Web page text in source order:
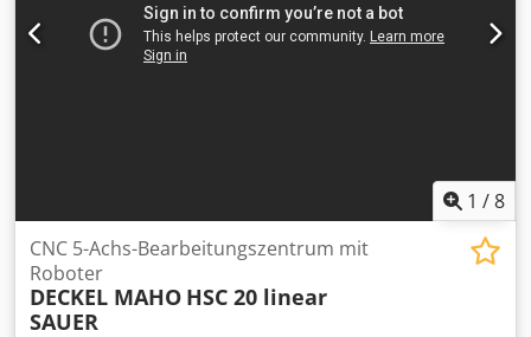
Änderungen, Zwischenverkauf und Irrtümer vorbehalten.
Chodpfx Ahei Tfapomea
1 /8
CNC 5-Achs-Bearbeitungszentrum mit
Roboter
DECKEL MAHO HSC 20 linear
SAUER